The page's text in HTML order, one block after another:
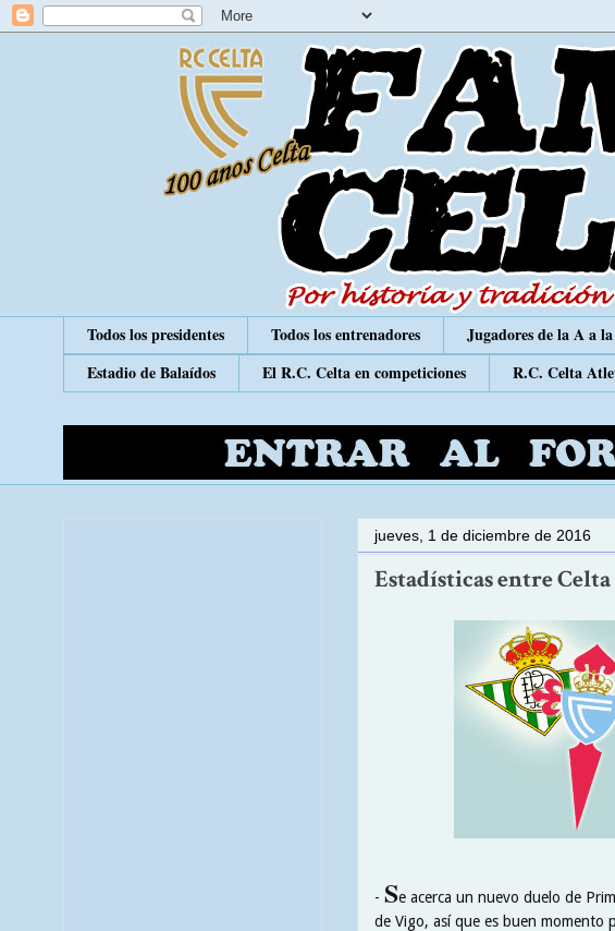
Todos los presidentes Todos los entrenadores Jugadores de la A a
Estadio de Balaídos
El R.C. Celta en competiciones R.C. Celta
jueves, 1 de diciembre de 2016
Estadísticas entre
- Se acerca un nuevo duelo de
de Vigo, así que es buen momento